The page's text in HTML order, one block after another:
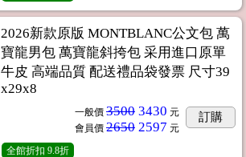
2026新款原版 MONTBLANC公文包 萬
寶龍男包 萬寶龍斜挎包 采用進口原單
牛皮 高端品質 配送禮品袋發票 尺寸39
x29x8
一般價 3500 3430 元
會員價 2650 2597 元
訂購
全館折扣 9.8折